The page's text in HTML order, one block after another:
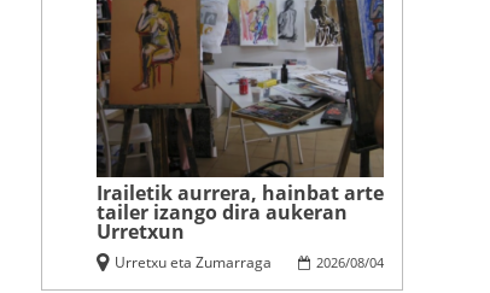
Irailetik aurrera, hainbat arte
tailer izango dira aukeran
Urretxun
2026/08/04
Urretxu eta Zumarraga